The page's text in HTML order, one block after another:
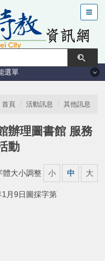
選單
首頁 活動訊息 其他訊息
辦理圖書館 服務
動
體大小調整 小 中 大
月9日圖採字第